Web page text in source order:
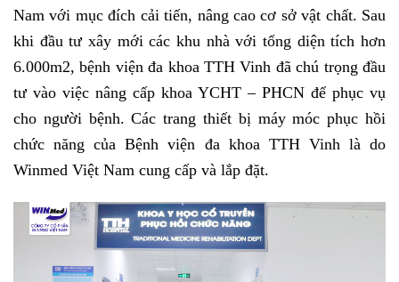
Nam với mục đích cải tiến, nâng cao cơ sở vật chất. Sau
khi đầu tư xây mới các khu nhà với tổng diện tích hơn
6.000m2, bệnh viện đa khoa TTH Vinh đã chú trọng đầu
tư vào việc nâng cấp khoa YCHT – PHCN để phục vụ
cho người bệnh. Các trang thiết bị máy móc phục hồi
chức năng của Bệnh viện đa khoa TTH Vinh là do
Winmed Việt Nam cung cấp và lắp đặt.